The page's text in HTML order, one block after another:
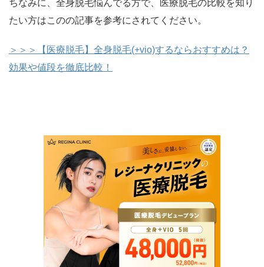
ちなみに、全身脱毛悩んでる方で、医療脱毛の比較を知り
たい方はこのの記事を参考にされてください。
＞＞＞【医療脱毛】全身脱毛(+vio)するならおすすめは？
効果や値段を徹底比較！